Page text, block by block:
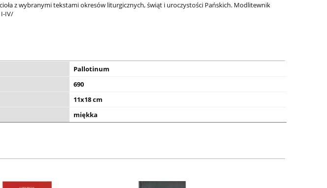
z wybranymi tekstami okresów liturgicznych, świąt i uroczystości Pańskich. Modlitewnik
IV/
Pallotinum
690
11x18 cm
miękka